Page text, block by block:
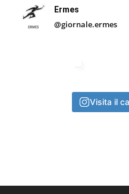
Ermes
@giornale.ermes
Visita il